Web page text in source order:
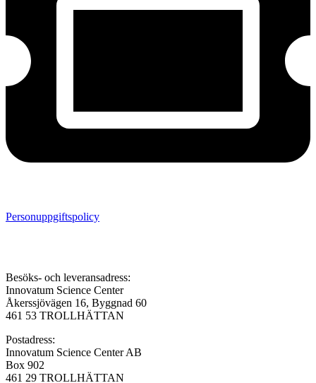
Personuppgiftspolicy
Besöks- och leveransadress:
Innovatum Science Center
Åkerssjövägen 16, Byggnad 60
461 53 TROLLHÄTTAN
Postadress:
Innovatum Science Center AB
Box 902
461 29 TROLLHÄTTAN